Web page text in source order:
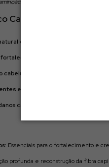
–
Capilar
dos fios
a raiz
e encorpados
causados por processos
Essenciais para o fortalecimento e
profunda e reconstrução da fibra